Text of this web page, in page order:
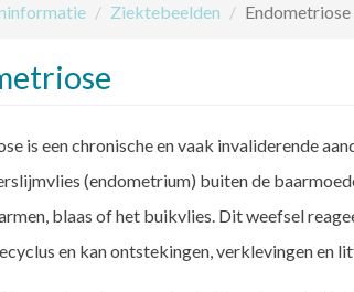
Ziektebeelden Endometriose
is een chronische en vaak invaliderende
(endometrium) buiten de
blaas of het buikvlies. Dit weefsel
en kan ontstekingen, verklevingen en